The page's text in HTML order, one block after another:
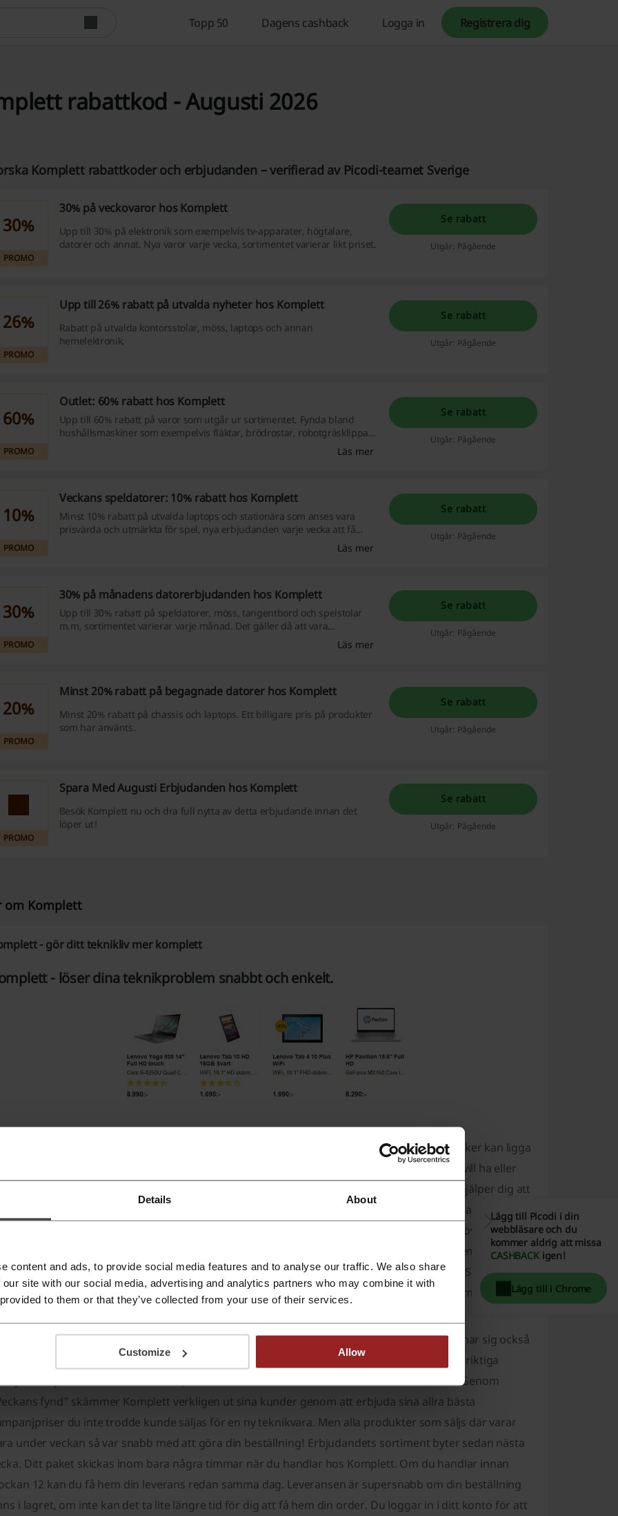
Details About
content and ads, to provide social media features and to analyse our traffic. We also share
site with our social media, advertising and analytics partners who may combine it with
to them or that they’ve collected from your use of their services.
Customize Allow
Topp 50 Dagens cashback Logga in Registrera dig
rabattkod - Augusti 2026
Komplett rabattkoder och erbjudanden – verifierad av Picodi-teamet Sverige
30%
PROMO
30% på veckovaror hos Komplett
Upp till 30% på elektronik som exempelvis tv-apparater, högtalare,
datorer och annat. Nya varor varje vecka, sortimentet varierar likt priset.
Se rabatt
Utgår: Pågående
26%
PROMO
Upp till 26% rabatt på utvalda nyheter hos Komplett
Rabatt på utvalda kontorsstolar, möss, laptops och annan
hemelektronik.
Se rabatt
Utgår: Pågående
60%
PROMO
Outlet: 60% rabatt hos Komplett
Upp till 60% rabatt på varor som utgår ur sortimentet. Fynda bland
hushållsmaskiner som exempelvis fläktar, brödrostar, robotgräsklippare
och mer; sortimentet och priset kan variera. Finn även datorer ochLäs mer
Se rabatt
Utgår: Pågående
10%
PROMO
Veckans speldatorer: 10% rabatt hos Komplett
Minst 10% rabatt på utvalda laptops och stationära som anses vara
prisvärda och utmärkta för spel, nya erbjudanden varje vecka att få
Läs mer
Se rabatt
Utgår: Pågående
30%
PROMO
30% på månadens datorerbjudanden hos Komplett
Upp till 30% rabatt på speldatorer, möss, tangentbord och spelstolar
m.m, sortimentet varierar varje månad. Det gäller då att vara
Läs mer
Se rabatt
Utgår: Pågående
20%
PROMO
Minst 20% rabatt på begagnade datorer hos Komplett
Minst 20% rabatt på chassis och laptops. Ett billigare pris på produkter
som har använts.
Se rabatt
Utgår: Pågående
PROMO
Spara Med Augusti Erbjudanden hos Komplett
Besök Komplett nu och dra full nytta av detta erbjudande innan det
löper ut!
Se rabatt
Utgår: Pågående
om Komplett
- gör ditt teknikliv mer komplett
- löser dina teknikproblem snabbt och enkelt.
du den som behöver köpa en ny PC, datorkomponenter eller annan elektronik? Sådana saker kan ligga
ganska höga prisklasser och du måste spara in mycket pengar innan du kan köpa det du vill ha eller
behöver. Detta gäller dock inte dig som upptäckt webbutiken Komplett. Komplett hjälper dig att
rätt saker till rätt pris. Du kan handla allt inom teknik hos dem och får dessutom 60 dagars öppet köp
fri retur. Med hjälp av en rabattkod reduceras ordinariepriset och du får mycket pengar över till annat.
kan fynda det allra mesta inom datorer, ljud & bild, foto & video, telefon, spel & konsol, hem & fritid
skönhet. Deras kategorier innehåller produkter från välkända märken som exempelvis Samsung,
och Microsoft som du kan köpa till lägre pris än vanligtvis. Därför kan det också vara smart att köpa
inte att använda en rabattkod för att få ett ännu mer generöst pris till Komplett. Det lönar sig också
besöka deras hemsida ofta då de har ständigt nya kampanjer då du har chansen att göra riktiga
Välj och vraka mellan teknikprodukter du inte trodde du skulle kunna ha råd med. Genom
fynd" skämmer Komplett verkligen ut sina kunder genom att erbjuda sina allra bästa
du inte trodde kunde säljas för en ny teknikvara. Men alla produkter som säljs där varar
under veckan så var snabb med att göra din beställning! Erbjudandets sortiment byter sedan nästa
Ditt paket skickas inom bara några timmar när du handlar hos Komplett. Om du handlar innan
12 kan du få hem din leverans redan samma dag. Leveransen är supersnabb om din beställning
i lagret, om inte kan det ta lite längre tid för dig att få hem din order. Du loggar in i ditt konto för att
Lägg till Picodi i din
webbläsare och du
kommer aldrig att missa
CASHBACKigen!
Lägg till i Chrome